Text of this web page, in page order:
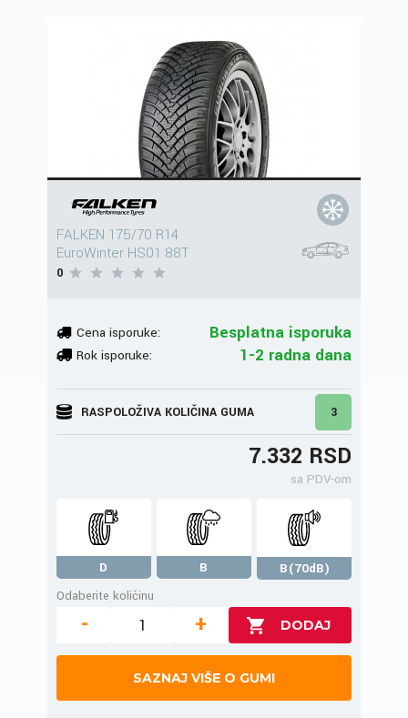
FALKEN 175/70 R14
EuroWinter HS01 88T
0
Cena isporuke: Besplatna isporuka
Rok isporuke: 1-2 radna dana
RASPOLOŽIVA KOLIČINA GUMA 3
7.332 RSD
sa PDV-om
D B
B(70dB)
Odaberite količinu
- +
SAZNAJ VIŠE O GUMI